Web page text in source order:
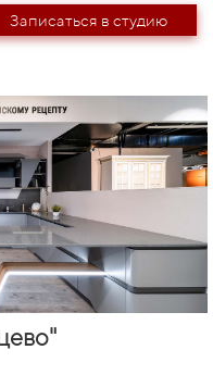
Записаться в студию